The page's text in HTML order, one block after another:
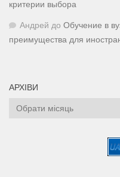
критерии выбора
Андрей до Обучение в
преимущества для
АРХІВИ
Архіви